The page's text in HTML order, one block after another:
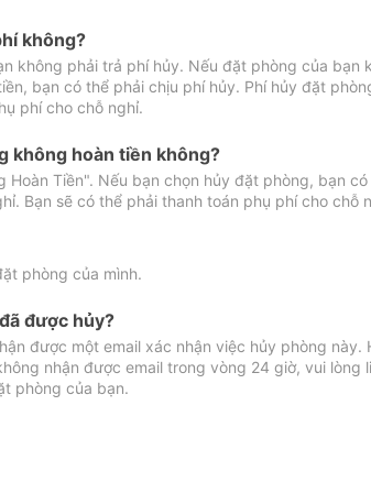
không?
không phải trả phí hủy. Nếu đặt phòng của bạn
bạn có thể phải chịu phí hủy. Phí hủy đặt
phí cho chỗ nghỉ.
không hoàn tiền không?
Tiền". Nếu bạn chọn hủy đặt phòng, bạn
Bạn sẽ có thể phải thanh toán phụ phí cho chỗ
phòng của mình.
được hủy?
được một email xác nhận việc hủy phòng này.
nhận được email trong vòng 24 giờ, vui lòng
phòng của bạn.